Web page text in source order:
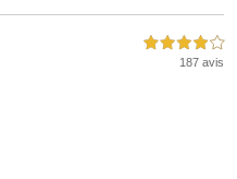
4,0 étoiles sur 5
187 avis